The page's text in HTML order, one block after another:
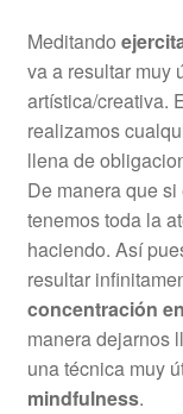
Meditando
va a resultar muy
artística/creativa.
realizamos
llena de
De manera que
tenemos toda la
haciendo. Así
resultar
concentración
manera dejarnos
una técnica muy
mindfulness.